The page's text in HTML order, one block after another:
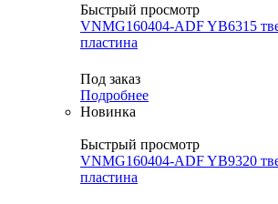
Быстрый просмотр
VNMG160404-ADF YB6315
пластина
Под заказ
Подробнее
Новинка
Быстрый просмотр
VNMG160404-ADF YB9320
пластина